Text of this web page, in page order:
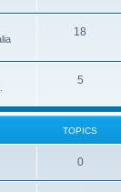
18
5
TOPICS
0